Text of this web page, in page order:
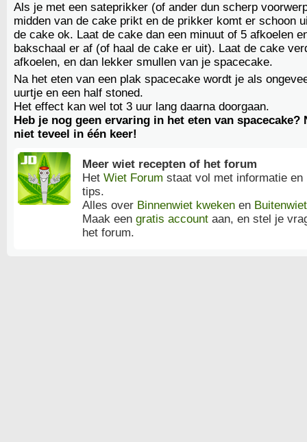
Als je met een sateprikker (of ander dun scherp
midden van de cake prikt en de prikker komt er schoon
de cake ok. Laat de cake dan een minuut of 5 afkoelen
bakschaal er af (of haal de cake er uit). Laat de cake
afkoelen, en dan lekker smullen van je spacecake.
Na het eten van een plak spacecake wordt je als
uurtje en een half stoned.
Het effect kan wel tot 3 uur lang daarna doorgaan.
Heb je nog geen ervaring in het eten van spacecake?
niet teveel in één keer!
Meer wiet recepten of het forum
Het Wiet Forum staat vol met informatie en
tips.
Alles over Binnenwiet kweken en
Maak een gratis account aan, en stel je
het forum.